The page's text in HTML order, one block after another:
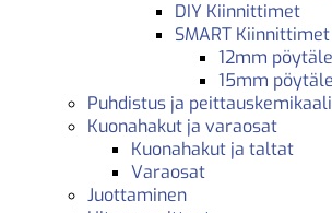
DIY Kiinnittimet
SMART Kiinnittimet
12mm
15mm
Puhdistus ja
Kuonahakut ja varaosat
Kuonahakut ja taltat
Varaosat
Juottaminen